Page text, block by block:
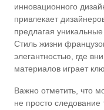
инновационного
привлекает
предлагая
Стиль жизни
элегантностью, где
материалов играет
Важно отметить, что
не просто